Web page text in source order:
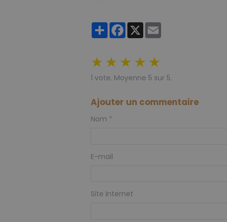
PartagerFacebook
X
★ ★ ★ ★ ★
1 vote. Moyenne 5 sur 5.
Ajouter un commentaire
Nom
E-mail
Site Internet